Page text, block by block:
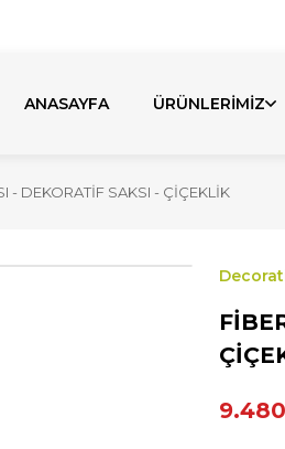
ANASAYFA ÜRÜNLERİMİZ
- DEKORATİF SAKSI - ÇİÇEKLİK